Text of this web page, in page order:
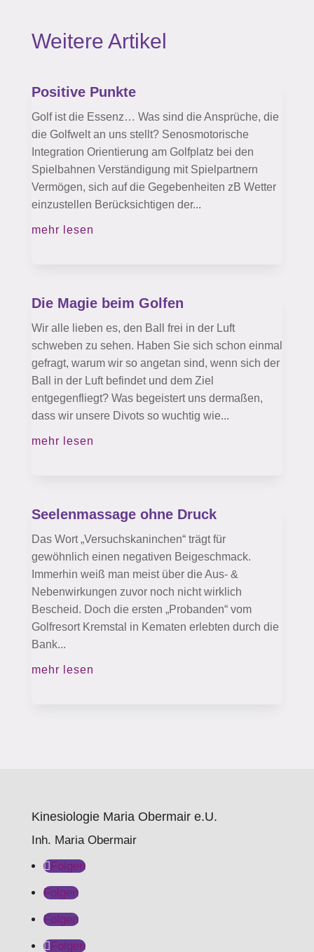
Weitere Artikel
Positive Punkte
Golf ist die Essenz… Was sind die Ansprüche, die
die Golfwelt an uns stellt? Senosmotorische
Integration Orientierung am Golfplatz bei den
Spielbahnen Verständigung mit Spielpartnern
Vermögen, sich auf die Gegebenheiten zB Wetter
einzustellen Berücksichtigen der...
mehr lesen
Die Magie beim Golfen
Wir alle lieben es, den Ball frei in der Luft
schweben zu sehen. Haben Sie sich schon einmal
gefragt, warum wir so angetan sind, wenn sich der
Ball in der Luft befindet und dem Ziel
entgegenfliegt? Was begeistert uns dermaßen,
dass wir unsere Divots so wuchtig wie...
mehr lesen
Seelenmassage ohne Druck
Das Wort „Versuchskaninchen“ trägt für
gewöhnlich einen negativen Beigeschmack.
Immerhin weiß man meist über die Aus- &
Nebenwirkungen zuvor noch nicht wirklich
Bescheid. Doch die ersten „Probanden“ vom
Golfresort Kremstal in Kematen erlebten durch die
Bank...
mehr lesen
Kinesiologie Maria Obermair e.U.
Inh. Maria Obermair
Folgen
Folgen
Folgen
Folgen